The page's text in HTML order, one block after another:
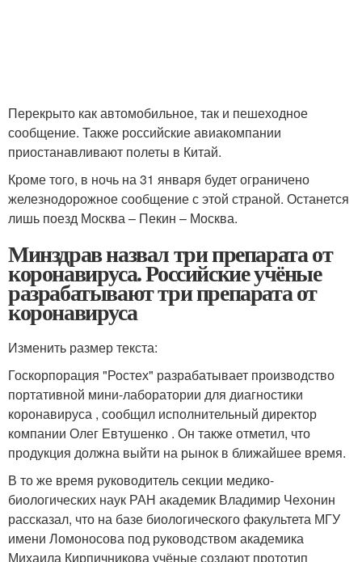
Перекрыто как автомобильное, так и пешеходное
сообщение. Также российские авиакомпании
приостанавливают полеты в Китай.
Кроме того, в ночь на 31 января будет ограничено
железнодорожное сообщение с этой страной. Останется
лишь поезд Москва – Пекин – Москва.
Минздрав назвал три препарата от
коронавируса. Российские учёные
разрабатывают три препарата от
коронавируса
Изменить размер текста:
Госкорпорация "Ростех" разрабатывает производство
портативной мини-лаборатории для диагностики
коронавируса , сообщил исполнительный директор
компании Олег Евтушенко . Он также отметил, что
продукция должна выйти на рынок в ближайшее время.
В то же время руководитель секции медико-
биологических наук РАН академик Владимир Чехонин
рассказал, что на базе биологического факультета МГУ
имени Ломоносова под руководством академика
Михаила Кирпичникова учёные создают прототип